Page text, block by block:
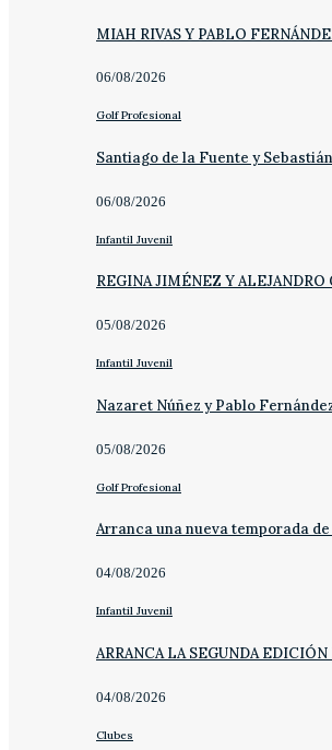
MIAH RIVAS Y PABLO
06/08/2026
Golf Profesional
Santiago de la Fuente y
06/08/2026
Infantil Juvenil
REGINA JIMÉNEZ Y
05/08/2026
Infantil Juvenil
Nazaret Núñez y Pablo
05/08/2026
Golf Profesional
Arranca una nueva temporada
04/08/2026
Infantil Juvenil
ARRANCA LA SEGUNDA
04/08/2026
Clubes